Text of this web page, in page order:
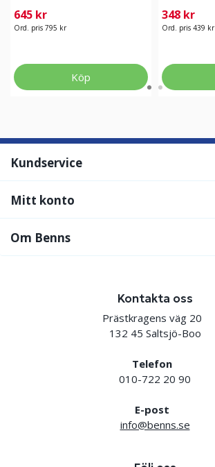
645 kr
Ord. pris 795 kr
Köp
348 kr
Ord. pris 439 kr
Kundservice
Mitt konto
Om Benns
Kontakta oss
Prästkragens väg 20
132 45 Saltsjö-Boo
Telefon
010-722 20 90
E-post
info@benns.se